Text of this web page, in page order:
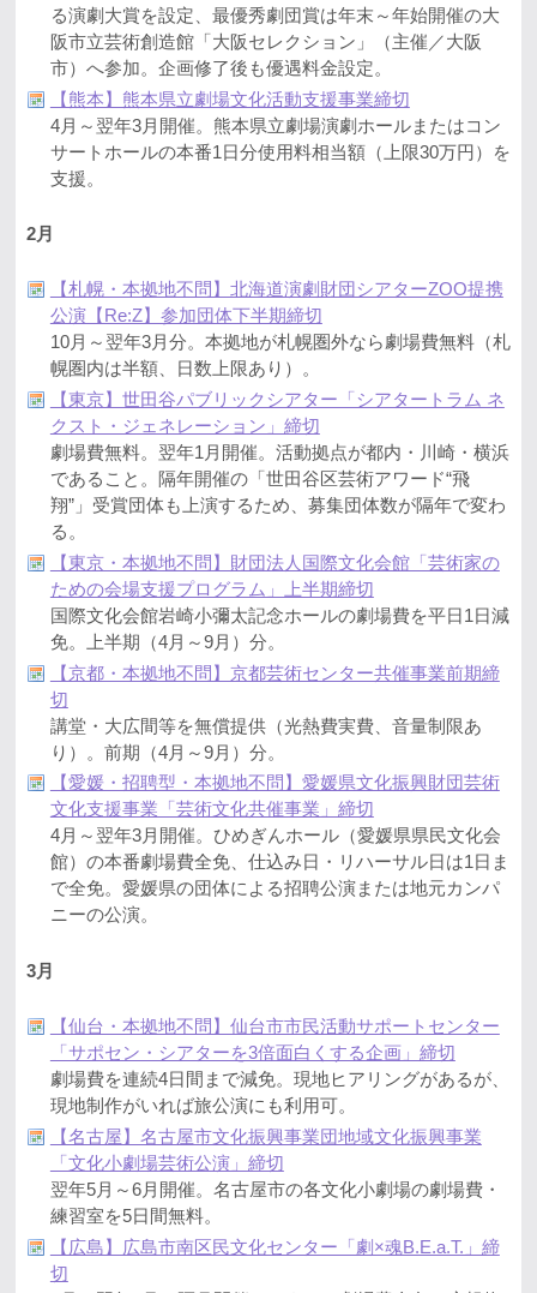
る演劇大賞を設定、最優秀劇団賞は年末～年始開催の大
阪市立芸術創造館「大阪セレクション」（主催／大阪
市）へ参加。企画修了後も優遇料金設定。
【熊本】熊本県立劇場文化活動支援事業締切
4月～翌年3月開催。熊本県立劇場演劇ホールまたはコン
サートホールの本番1日分使用料相当額（上限30万円）を
支援。
2月
【札幌・本拠地不問】北海道演劇財団シアターZOO提携
公演【Re:Z】参加団体下半期締切
10月～翌年3月分。本拠地が札幌圏外なら劇場費無料（札
幌圏内は半額、日数上限あり）。
【東京】世田谷パブリックシアター「シアタートラム ネ
クスト・ジェネレーション」締切
劇場費無料。翌年1月開催。活動拠点が都内・川崎・横浜
であること。隔年開催の「世田谷区芸術アワード“飛
翔”」受賞団体も上演するため、募集団体数が隔年で変わ
る。
【東京・本拠地不問】財団法人国際文化会館「芸術家の
ための会場支援プログラム」上半期締切
国際文化会館岩崎小彌太記念ホールの劇場費を平日1日減
免。上半期（4月～9月）分。
【京都・本拠地不問】京都芸術センター共催事業前期締
切
講堂・大広間等を無償提供（光熱費実費、音量制限あ
り）。前期（4月～9月）分。
【愛媛・招聘型・本拠地不問】愛媛県文化振興財団芸術
文化支援事業「芸術文化共催事業」締切
4月～翌年3月開催。ひめぎんホール（愛媛県県民文化会
館）の本番劇場費全免、仕込み日・リハーサル日は1日ま
で全免。愛媛県の団体による招聘公演または地元カンパ
ニーの公演。
3月
【仙台・本拠地不問】仙台市市民活動サポートセンター
「サポセン・シアターを3倍面白くする企画」締切
劇場費を連続4日間まで減免。現地ヒアリングがあるが、
現地制作がいれば旅公演にも利用可。
【名古屋】名古屋市文化振興事業団地域文化振興事業
「文化小劇場芸術公演」締切
翌年5月～6月開催。名古屋市の各文化小劇場の劇場費・
練習室を5日間無料。
【広島】広島市南区民文化センター「劇×魂B.E.a.T.」締
切